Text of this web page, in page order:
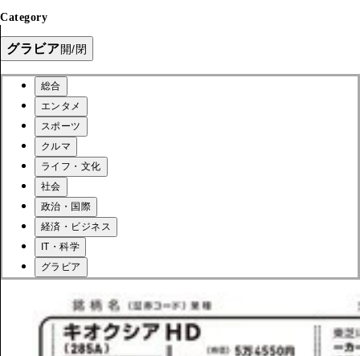
Category
グラビア開/閉
総合
エンタメ
スポーツ
クルマ
ライフ・文化
社会
政治・国際
経済・ビジネス
IT・科学
グラビア